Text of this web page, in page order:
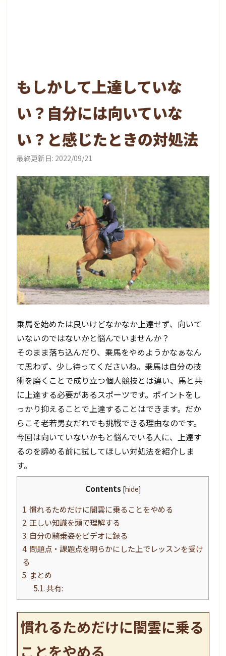
もしかして上達していな
い？自分には向いていな
い？と感じたときの対処法
最終更新日: 2022/09/21
乗馬を始めたは良いけどなかなか上達せず、向いて
いないのではないかと悩んでいませんか？
そのまま落ち込んだり、乗馬をやめようかなぁなん
て思わず、少し待ってくださいね。乗馬は自分の技
術を磨くことで成り立つ個人競技とは違い、馬と共
に上達する必要があるスポーツです。ポイントをし
っかり抑えることで上達することはできます。だか
らこそ老若男女だれでも挑戦できる理由なのです。
今回は向いていないかもと悩んでいる人に、上達す
るのを諦める前に試してほしい対処法を紹介しま
す。
Contents [hide]
1.慣れるためだけに闇雲に乗ることをやめる
2. 正しい知識を頭で理解する
3. 自分の騎乗姿をビデオに録る
4. 問題点・課題点を明らかにした上でレッスンを受け
る
5. まとめ
5.1.共有:
慣れるためだけに闇雲に乗る
ことをやめる